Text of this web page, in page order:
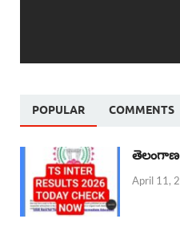
POPULAR COMMENTS
తెలంగాణ
April 11,